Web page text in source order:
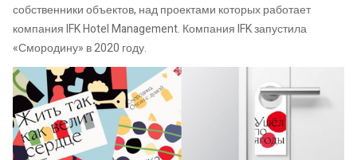
собственники объектов, над проектами которых работает
компания IFK Hotel Management. Компания IFK запустила
«Смородину» в 2020 году.